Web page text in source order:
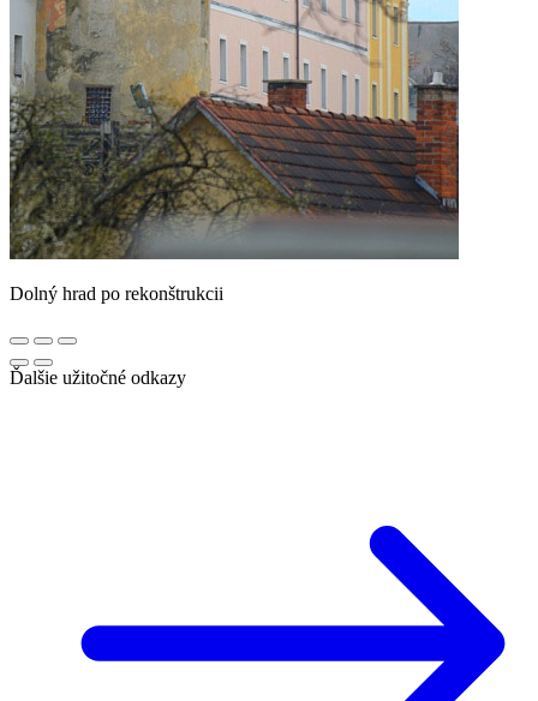
Dolný hrad po rekonštrukcii
Ďalšie užitočné odkazy